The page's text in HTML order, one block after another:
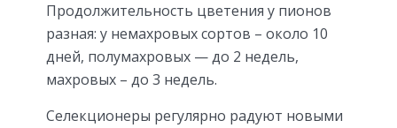
Продолжительность цветения у пионов
разная: у немахровых сортов – около 10
дней, полумахровых — до 2 недель,
махровых – до 3 недель.
Селекционеры регулярно радуют новыми